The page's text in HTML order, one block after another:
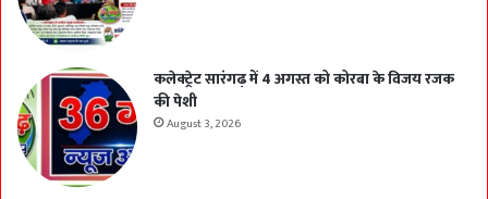
कलेक्ट्रेट सारंगढ़ में 4 अगस्त को कोरबा के विजय रजक
की पेशी
August 3, 2026